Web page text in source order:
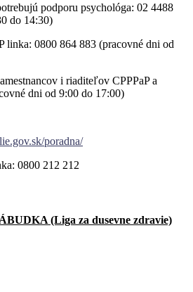
podporu psychológa: 02 4488
do 14:30)
linka: 0800 864 883 (pracovné dni od
i riaditeľov CPPPaP a
dni od 9:00 do 17:00)
poradna/
0800 212 212
(Liga za dusevne zdravie)